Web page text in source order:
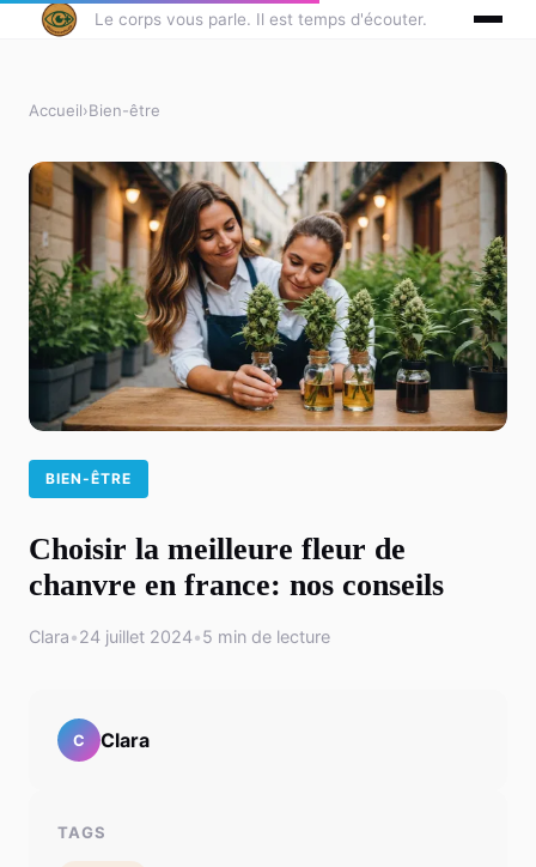
Le corps vous parle. Il est temps d'écouter.
Accueil›Bien-être
BIEN-ÊTRE
Choisir la meilleure fleur de
chanvre en france: nos conseils
Clara•24 juillet 2024•5 min de lecture
C Clara
TAGS